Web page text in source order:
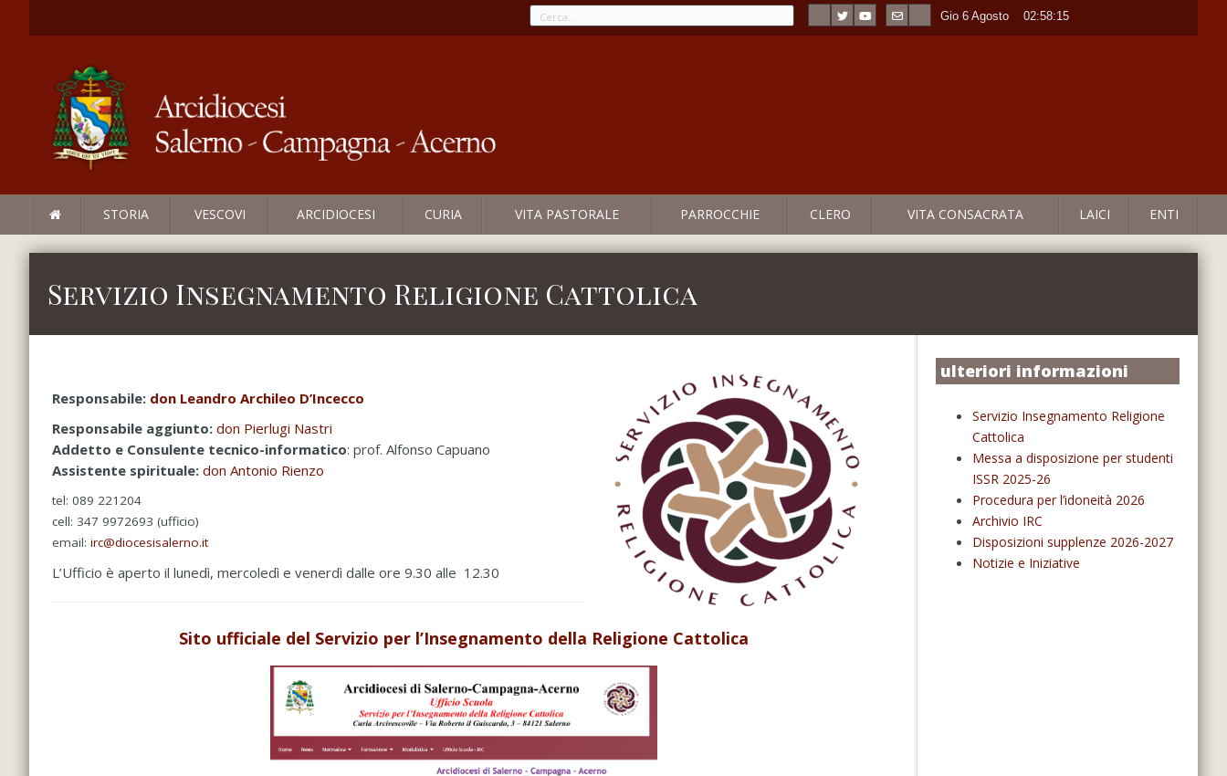
Gio 6 Agosto ----02:58:15
STORIA VESCOVI ARCIDIOCESI CURIA VITA PASTORALE PARROCCHIE CLERO VITA CONSACRATA LAICI ENTI
Servizio Insegnamento Religione Cattolica
Responsabile: don Leandro Archileo D’Incecco
Responsabile aggiunto: don Pierlugi Nastri
Addetto e Consulente tecnico-informatico: prof. Alfonso Capuano
Assistente spirituale: don Antonio Rienzo
tel: 089 221204
cell: 347 9972693 (ufficio)
email: irc@diocesisalerno.it
L’Ufficio è aperto il lunedì, mercoledì e venerdì dalle ore 9.30 alle 12.30
Sito ufficiale del Servizio per l’Insegnamento della Religione Cattolica
ulteriori informazioni
Servizio Insegnamento Religione
Cattolica
Messa a disposizione per studenti
ISSR 2025-26
Procedura per l’idoneità 2026
Archivio IRC
Disposizioni supplenze 2026-2027
Notizie e Iniziative